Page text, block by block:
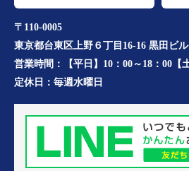
〒110-0005
東京都台東区上野６丁目16-16 黒田ビ
営業時間：
【平日】10：00～18：00【
定休日： 毎週水曜日